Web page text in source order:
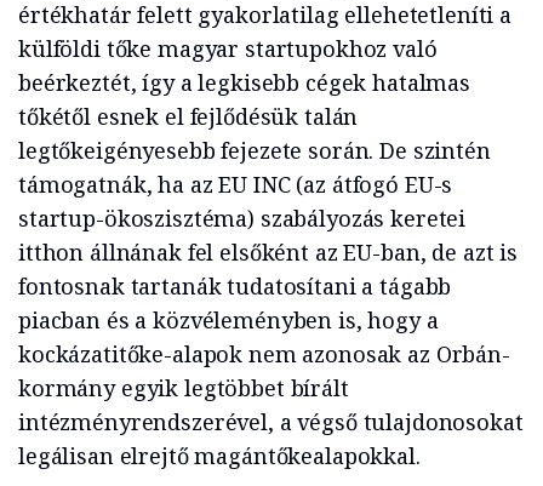
értékhatár felett gyakorlatilag ellehetetleníti a
külföldi tőke magyar startupokhoz való
beérkeztét, így a legkisebb cégek hatalmas
tőkétől esnek el fejlődésük talán
legtőkeigényesebb fejezete során. De szintén
támogatnák, ha az EU INC (az átfogó EU-s
startup-ökoszisztéma) szabályozás keretei
itthon állnának fel elsőként az EU-ban, de azt is
fontosnak tartanák tudatosítani a tágabb
piacban és a közvéleményben is, hogy a
kockázatitőke-alapok nem azonosak az Orbán-
kormány egyik legtöbbet bírált
intézményrendszerével, a végső tulajdonosokat
legálisan elrejtő magántőkealapokkal.